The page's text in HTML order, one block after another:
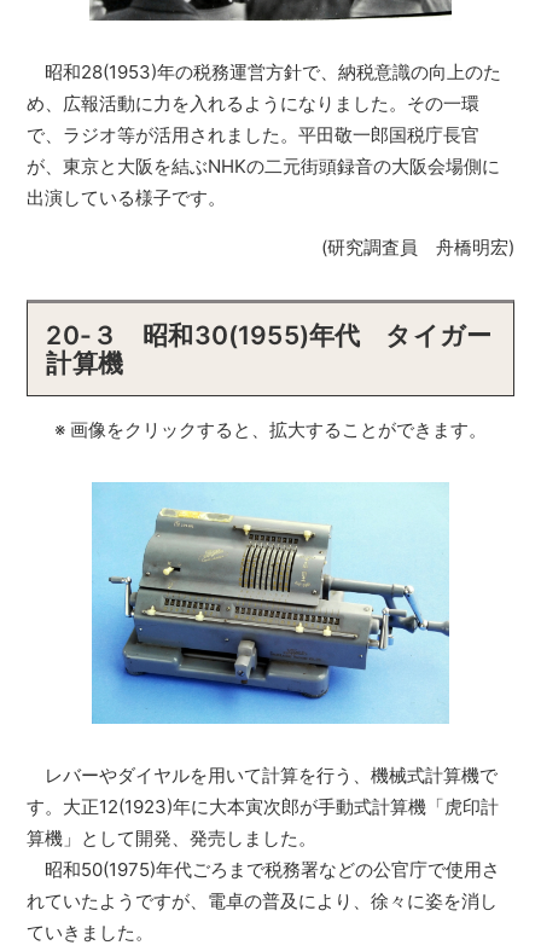
昭和28(1953)年の税務運営方針で、納税意識の向上のた
め、広報活動に力を入れるようになりました。その一環
で、ラジオ等が活用されました。平田敬一郎国税庁長官
が、東京と大阪を結ぶNHKの二元街頭録音の大阪会場側に
出演している様子です。
(研究調査員 舟橋明宏)
20-３ 昭和30(1955)年代 タイガー
計算機
※ 画像をクリックすると、拡大することができます。
レバーやダイヤルを用いて計算を行う、機械式計算機で
す。大正12(1923)年に大本寅次郎が手動式計算機「虎印計
算機」として開発、発売しました。
昭和50(1975)年代ごろまで税務署などの公官庁で使用さ
れていたようですが、電卓の普及により、徐々に姿を消し
ていきました。